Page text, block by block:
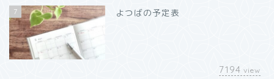
7 よつばの予定表
7194 view